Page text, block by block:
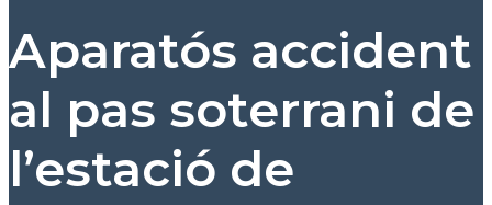
Aparatós accident
al pas soterrani de
l’estació de